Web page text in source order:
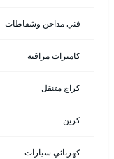
فني مداخن وشفاطات
كاميرات مراقبة
كراج متنقل
كرين
كهربائي سيارات